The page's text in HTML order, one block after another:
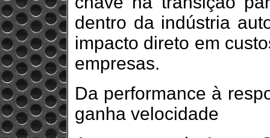
dentro da indústria
impacto direto em
empresas.
Da performance à
ganha velocidade